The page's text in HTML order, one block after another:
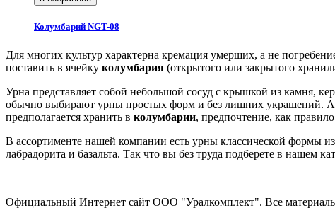
Колумбарий NGT-08
Для многих культур характерна кремация умерших, а не
поставить в ячейку колумбария (открытого или закрытого
Урна представляет собой небольшой сосуд с крышкой из камня,
обычно выбирают урны простых форм и без лишних украшений. А
предполагается хранить в колумбарии, предпочтение, как
В ассортименте нашей компании есть урны классической формы
лабрадорита и базальта. Так что вы без труда подберете в нашем
Официальный Интернет сайт ООО "Уралкомплект". Все материалы